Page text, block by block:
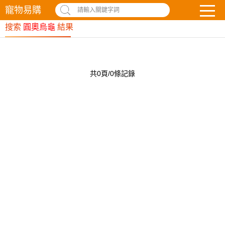
寵物易購 請輸入關鍵字詞
搜索 圓奧烏龜 結果
共0頁/0條記錄